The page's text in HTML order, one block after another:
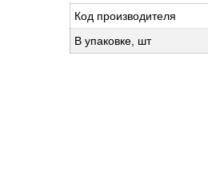
Код производителя
В упаковке, шт